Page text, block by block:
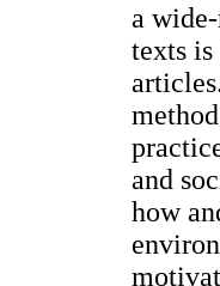
a
texts
and
how